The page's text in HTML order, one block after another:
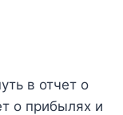
в отчет о
о прибылях и